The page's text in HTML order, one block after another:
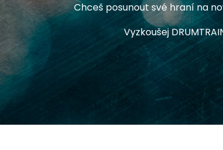
Chceš posunout své hraní na
Vyzkoušej